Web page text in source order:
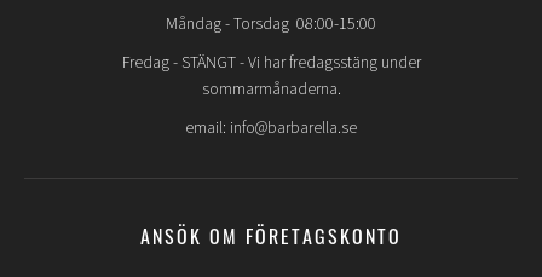
Måndag - Torsdag 08:00-15:00
Fredag - STÄNGT- Vi har fredagsstäng under
sommarmånaderna.
email: info@barbarella.se
ANSÖK OM FÖRETAGSKONTO